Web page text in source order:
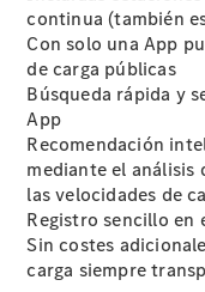
para
de
continua (también
Con solo una App
de carga públicas
Búsqueda rápida y
App
Recomendación
mediante el análisis
las velocidades de
Registro sencillo en
Sin costes
carga siempre